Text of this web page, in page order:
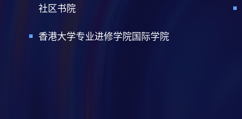
社区书院
香港大学专业进修学院国际学院